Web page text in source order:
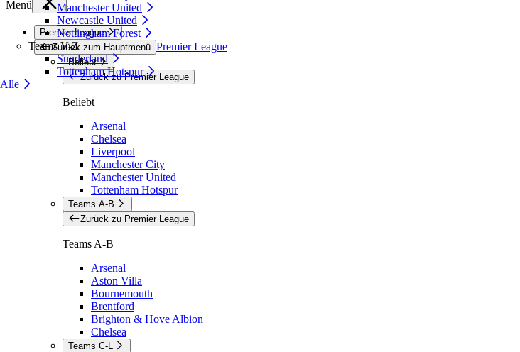
Manchester United
Newcastle United
Nottingham Forest
Teams V-Z
Sunderland
Tottenham Hotspur
Alle
Menü
Premier League
Zurück zum Hauptmenü Premier League
Beliebt
Zurück zu Premier League
Beliebt
Arsenal
Chelsea
Liverpool
Manchester City
Manchester United
Tottenham Hotspur
Teams A-B
Zurück zu Premier League
Teams A-B
Arsenal
Aston Villa
Bournemouth
Brentford
Brighton & Hove Albion
Chelsea
Teams C-L